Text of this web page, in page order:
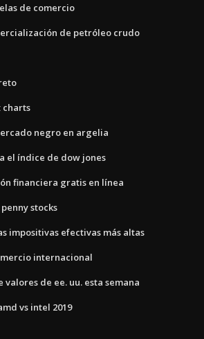
de comercio
de petróleo crudo
charts
negro en argelia
el índice de dow jones
financiera gratis en línea
stocks
impositivas efectivas más altas
internacional
de ee. uu. esta semana
vs intel 2019